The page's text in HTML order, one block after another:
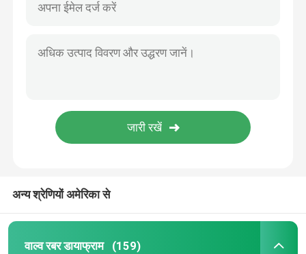
अन्य श्रेणियों अमेरिका से
वाल्व रबर डायाफ्राम (159)